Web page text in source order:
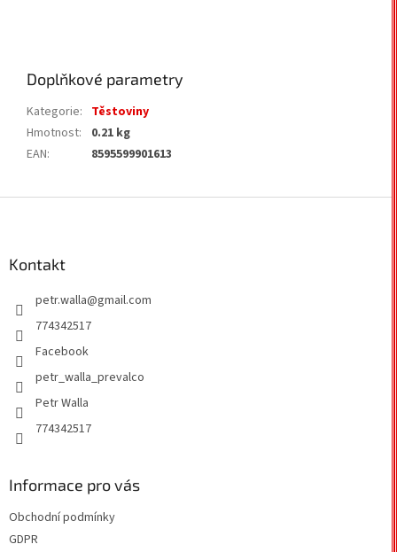
Doplňkové parametry
Kategorie: Těstoviny
Hmotnost:
0.21 kg
EAN: 8595599901613
Kontakt
petr.walla@gmail.com
774342517
Facebook
petr_walla_prevalco
Petr Walla
774342517
Informace pro vás
Obchodní podmínky
GDPR